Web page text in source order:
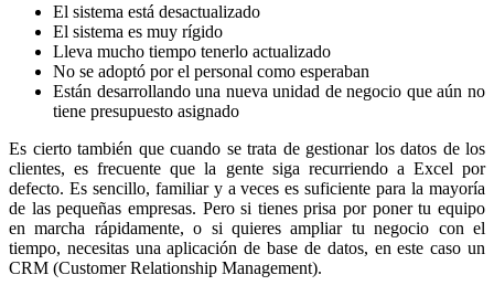
El sistema está desactualizado
El sistema es muy rígido
Lleva mucho tiempo tenerlo actualizado
No se adoptó por el personal como esperaban
Están desarrollando una nueva unidad de negocio que aún no
tiene presupuesto asignado
Es cierto también que cuando se trata de gestionar los datos de los
clientes, es frecuente que la gente siga recurriendo a Excel por
defecto. Es sencillo, familiar y a veces es suficiente para la mayoría
de las pequeñas empresas. Pero si tienes prisa por poner tu equipo
en marcha rápidamente, o si quieres ampliar tu negocio con el
tiempo, necesitas una aplicación de base de datos, en este caso un
CRM (Customer Relationship Management).